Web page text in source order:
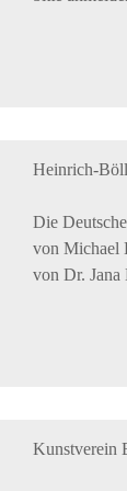
Heinrich-
Die
von Michael
von Dr. Jana
Kunstverein